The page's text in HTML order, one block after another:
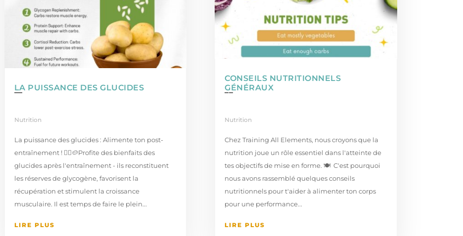
LA PUISSANCE DES GLUCIDES
Nutrition
La puissance des glucides : Alimente ton post-
entraînement ! 🚴‍♂️⁣🥔Profite des bienfaits des
glucides après l'entraînement - ils reconstituent
les réserves de glycogène, favorisent la
récupération et stimulent la croissance
musculaire.⁠ Il est temps de faire le plein...
LIRE PLUS
CONSEILS NUTRITIONNELS
GÉNÉRAUX
Nutrition
Chez Training All Elements, nous croyons que la
nutrition joue un rôle essentiel dans l'atteinte de
tes objectifs de mise en forme. 🍽️ ⁣ C'est pourquoi
nous avons rassemblé quelques conseils
nutritionnels pour t'aider à alimenter ton corps
pour une performance...
LIRE PLUS